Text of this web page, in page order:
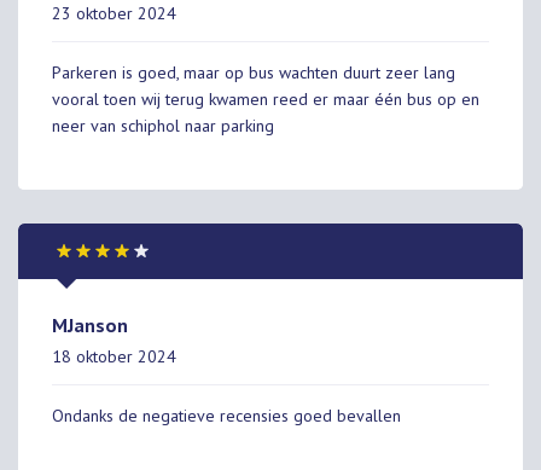
23 oktober 2024
Parkeren is goed, maar op bus wachten duurt zeer lang
vooral toen wij terug kwamen reed er maar één bus op en
neer van schiphol naar parking
MJanson
18 oktober 2024
Ondanks de negatieve recensies goed bevallen